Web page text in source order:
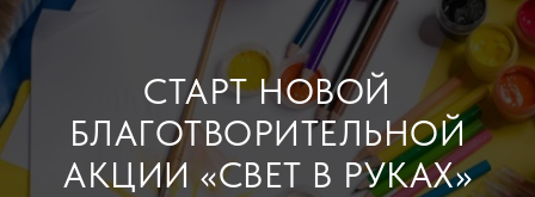
СТАРТ НОВОЙ
БЛАГОТВОРИТЕЛЬНОЙ
АКЦИИ «СВЕТ В РУКАХ»